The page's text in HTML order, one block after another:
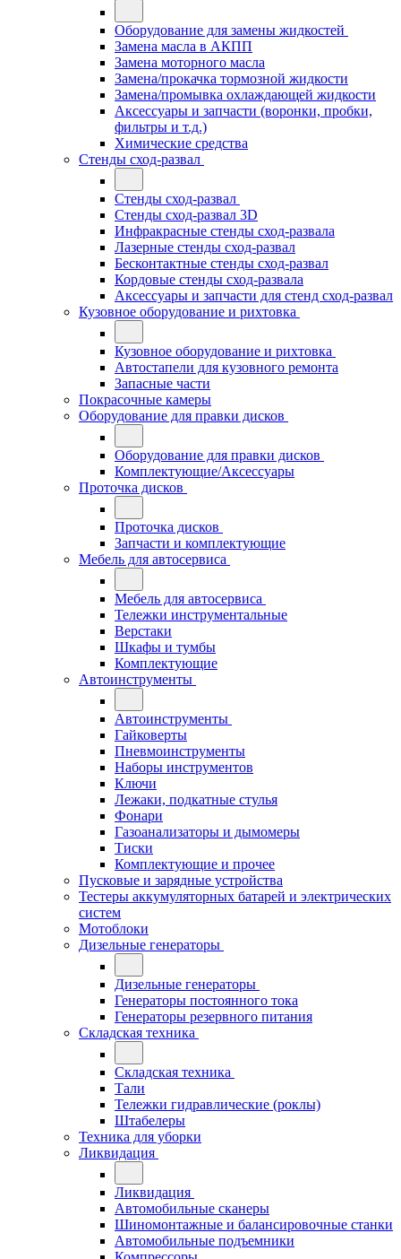
Оборудование для замены жидкостей
Замена масла в АКПП
Замена моторного масла
Замена/прокачка тормозной жидкости
Замена/промывка охлаждающей жидкости
Аксессуары и запчасти (воронки, пробки,
фильтры и т.д.)
Химические средства
Стенды сход-развал
Стенды сход-развал
Стенды сход-развал 3D
Инфракрасные стенды сход-развала
Лазерные стенды сход-развал
Бесконтактные стенды сход-развал
Кордовые стенды сход-развала
Аксессуары и запчасти для стенд сход-развал
Кузовное оборудование и рихтовка
Кузовное оборудование и рихтовка
Автостапели для кузовного ремонта
Запасные части
Покрасочные камеры
Оборудование для правки дисков
Оборудование для правки дисков
Комплектующие/Аксессуары
Проточка дисков
Проточка дисков
Запчасти и комплектующие
Мебель для автосервиса
Мебель для автосервиса
Тележки инструментальные
Верстаки
Шкафы и тумбы
Комплектующие
Автоинструменты
Автоинструменты
Гайковерты
Пневмоинструменты
Наборы инструментов
Ключи
Лежаки, подкатные стулья
Фонари
Газоанализаторы и дымомеры
Тиски
Комплектующие и прочее
Пусковые и зарядные устройства
Тестеры аккумуляторных батарей и электрических
систем
Мотоблоки
Дизельные генераторы
Дизельные генераторы
Генераторы постоянного тока
Генераторы резервного питания
Складская техника
Складская техника
Тали
Тележки гидравлические (роклы)
Штабелеры
Техника для уборки
Ликвидация
Ликвидация
Автомобильные сканеры
Шиномонтажные и балансировочные станки
Автомобильные подъемники